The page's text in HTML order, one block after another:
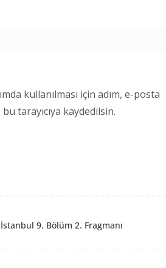
kullanılması için adım, e-posta
tarayıcıya kaydedilsin.
9. Bölüm 2. Fragmanı